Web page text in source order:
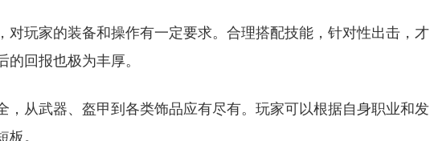
对玩家的装备和操作有一定要求。合理搭配技能，针对性出击，才
回报也极为丰厚。
，从武器、盔甲到各类饰品应有尽有。玩家可以根据自身职业和发
。